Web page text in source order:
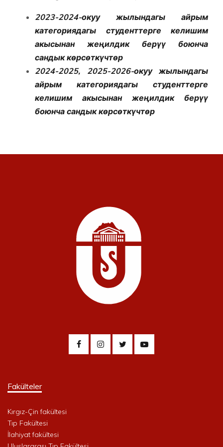
2023-2024-окуу жылындагы айрым
категориядагы студенттерге келишим
акысынан жеңилдик берүү боюнча
сандык көрсөткүчтөр
2024-2025, 2025-2026-окуу жылындагы
айрым категориядагы студенттерге
келишим акысынан жеңилдик берүү
боюнча сандык көрсөткүчтөр
Fakülteler
Kırgız-Çin fakültesi
Tıp Fakültesi
İlahiyat fakültesi